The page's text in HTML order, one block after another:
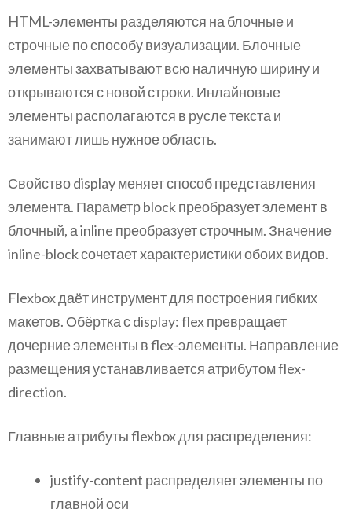
HTML-элементы разделяются на блочные и
строчные по способу визуализации. Блочные
элементы захватывают всю наличную ширину и
открываются с новой строки. Инлайновые
элементы располагаются в русле текста и
занимают лишь нужное область.
Свойство display меняет способ представления
элемента. Параметр block преобразует элемент в
блочный, а inline преобразует строчным. Значение
inline-block сочетает характеристики обоих видов.
Flexbox даёт инструмент для построения гибких
макетов. Обёртка с display: flex превращает
дочерние элементы в flex-элементы. Направление
размещения устанавливается атрибутом flex-
direction.
Главные атрибуты flexbox для распределения:
justify-content распределяет элементы по
главной оси